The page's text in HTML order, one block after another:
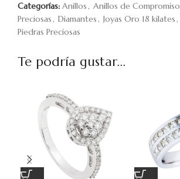
Categorías: Anillos, Anillos de Compromiso
Preciosas, Diamantes, Joyas Oro 18 kilates,
Piedras Preciosas
Te podría gustar...